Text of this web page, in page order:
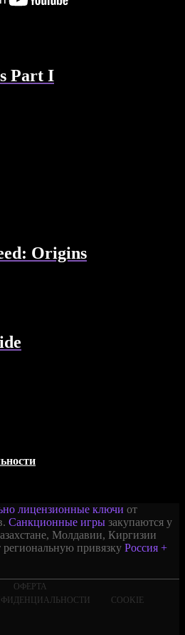
Part I
Origins
лицензионные ключи от
Санкционные игры закупаются у
Молдавии, Киргизии
привязку Россия +
ОФЕРТА
COOKIE